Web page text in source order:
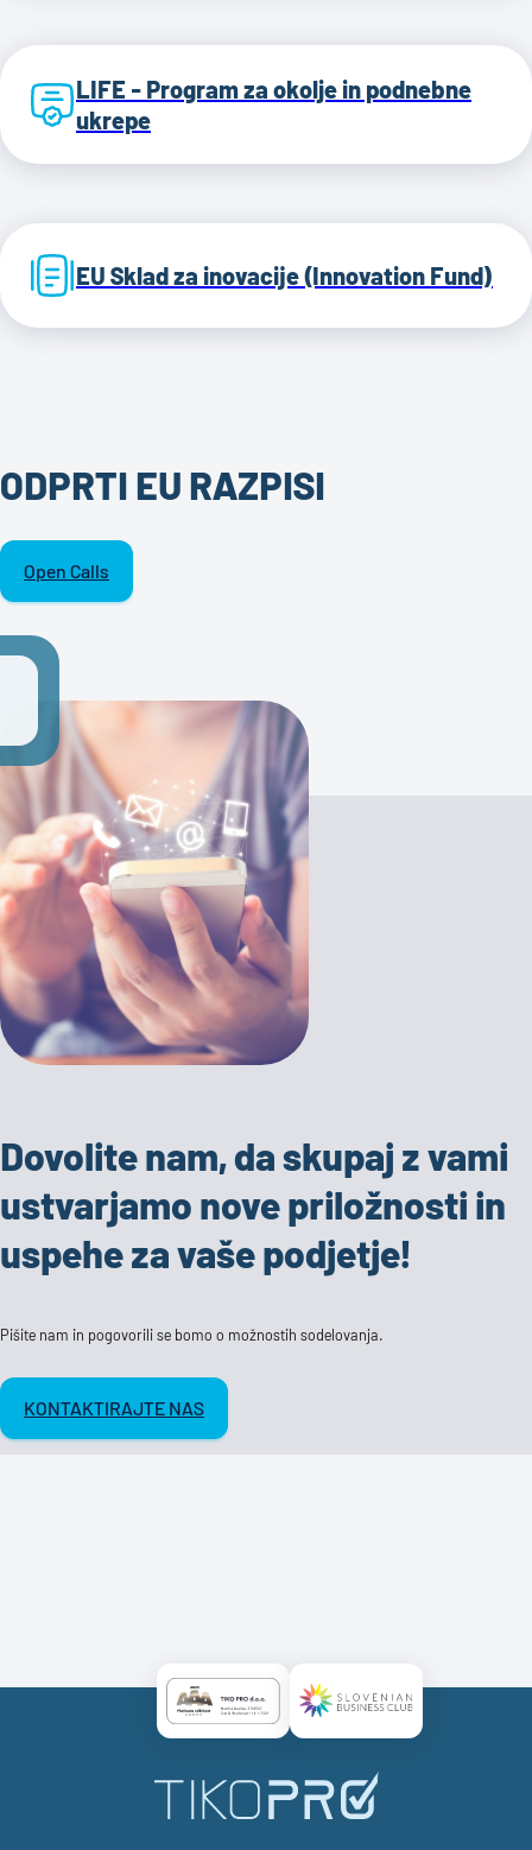
LIFE - Program za okolje in podnebne
ukrepe
EU Sklad za inovacije (Innovation Fund)
ODPRTI EU RAZPISI
Open Calls
Dovolite nam, da skupaj z vami
ustvarjamo nove priložnosti in
uspehe za vaše podjetje!
Pišite nam in pogovorili se bomo o možnostih sodelovanja.
KONTAKTIRAJTE NAS
Certificate AAA LogoCertificate SBC Logo